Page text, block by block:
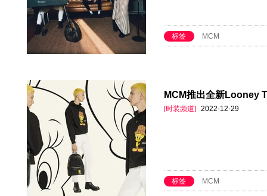
标签 MCM
MCM推出全新Looney
[时装频道] 2022-12-29
标签 MCM